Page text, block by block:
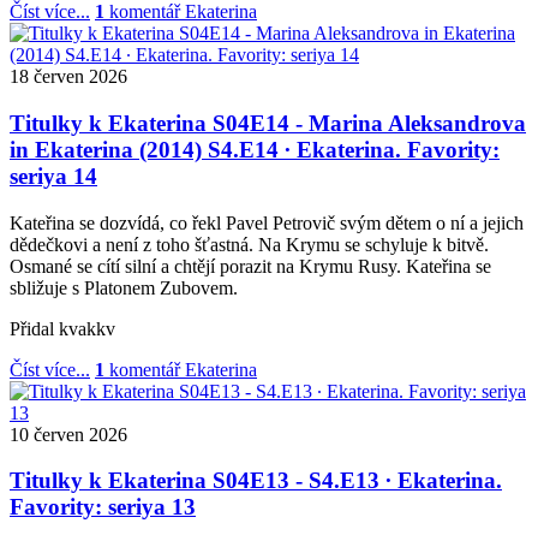
Číst více... 1 komentář Ekaterina
18 červen 2026
Titulky k Ekaterina S04E14 - Marina Aleksandrova
in Ekaterina (2014) S4.E14 ∙ Ekaterina. Favority:
seriya 14
Kateřina se dozvídá, co řekl Pavel Petrovič svým dětem o ní a jejich
dědečkovi a není z toho šťastná. Na Krymu se schyluje k bitvě.
Osmané se cítí silní a chtějí porazit na Krymu Rusy. Kateřina se
sbližuje s Platonem Zubovem.
Přidal kvakkv
Číst více... 1 komentář Ekaterina
10 červen 2026
Titulky k Ekaterina S04E13 - S4.E13 ∙ Ekaterina.
Favority: seriya 13